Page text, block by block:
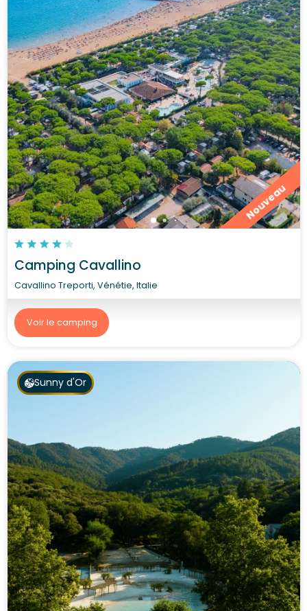
Nouveau
Camping Cavallino
Cavallino Treporti, Vénétie, Italie
Voir le camping
Sunny d'Or